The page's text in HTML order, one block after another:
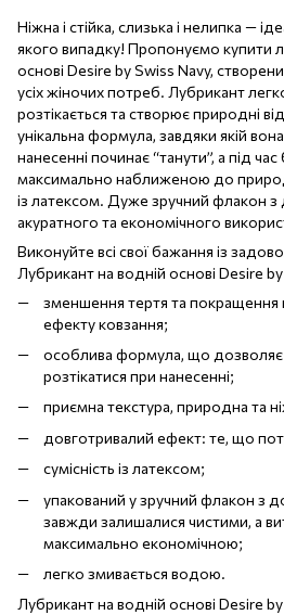
Ніжна і стійка, слизька і нелипка —
якого випадку! Пропонуємо купити
основі Desire by Swiss Navy,
усіх жіночих потреб. Лубрикант
розтікається та створює природні
унікальна формула, завдяки якій
нанесенні починає “танути”, а під час
максимально наближеною до
із латексом. Дуже зручний флакон
акуратного та економічного
Виконуйте всі свої бажання із
Лубрикант на водній основі Desire
зменшення тертя та покращення
ефекту ковзання;
особлива формула, що дозволяє
розтікатися при нанесенні;
приємна текстура, природна та
довготривалий ефект: те, що
сумісність із латексом;
упакований у зручний флакон з
завжди залишалися чистими, а
максимально економічною;
легко змивається водою.
Лубрикант на водній основі Desire